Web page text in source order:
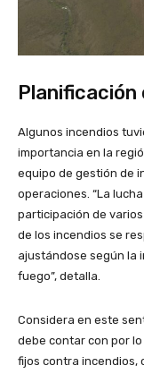
Algunos incendios
importancia en la
equipo de gestión de
operaciones. “La
participación de
de los incendios se
ajustándose según la
fuego”, detalla.
Considera en este
debe contar con por
fijos contra incendios,